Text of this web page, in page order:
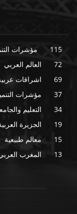
مؤشرات
115
العالم العربي
72
اشراقات
69
مؤشرات
37
التعليم
34
الجزيرة
19
معالم طبيعية
15
المغرب
13